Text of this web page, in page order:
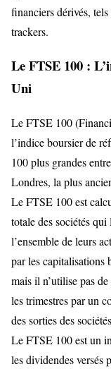
financiers dérivés,
trackers.
Le FTSE 100 :
Uni
Le FTSE 100
l’indice boursier de
100 plus grandes
Londres, la plus
Le FTSE 100 est
totale des sociétés
l’ensemble de leurs
par les
mais il n’utilise pas
les trimestres par un
des sorties des
Le FTSE 100 est un
les dividendes versés